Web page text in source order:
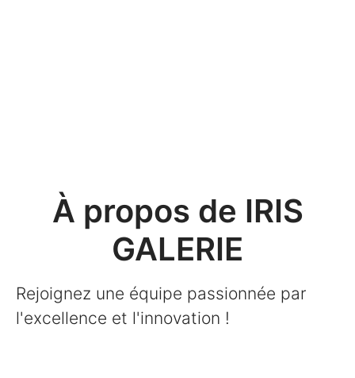
À propos de IRIS
GALERIE
Rejoignez une équipe passionnée par
l'excellence et l'innovation !